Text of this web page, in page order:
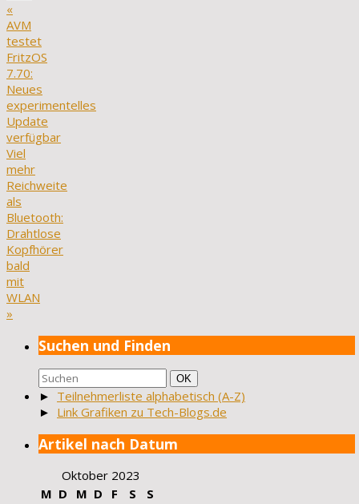
«
AVM
testet
FritzOS
7.70:
Neues
experimentelles
Update
verfügbar
Viel
mehr
Reichweite
als
Bluetooth:
Drahtlose
Kopfhörer
bald
mit
WLAN
»
Suchen und Finden
Suchen
nach:
Suchen
OK
► Teilnehmerliste alphabetisch (A-Z)
► Link Grafiken zu Tech-Blogs.de
Artikel nach Datum
Oktober 2023
M D M D F S S